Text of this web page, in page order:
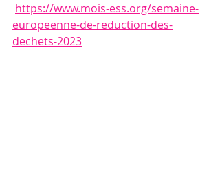
https://www.mois-ess.org/semaine-
europeenne-de-reduction-des-
dechets-2023